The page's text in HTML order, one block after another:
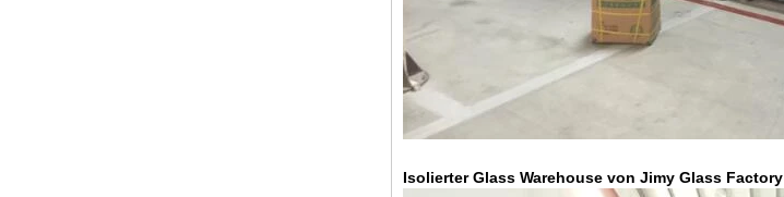
Isolierter Glass Warehouse von Jimy Glass Factory